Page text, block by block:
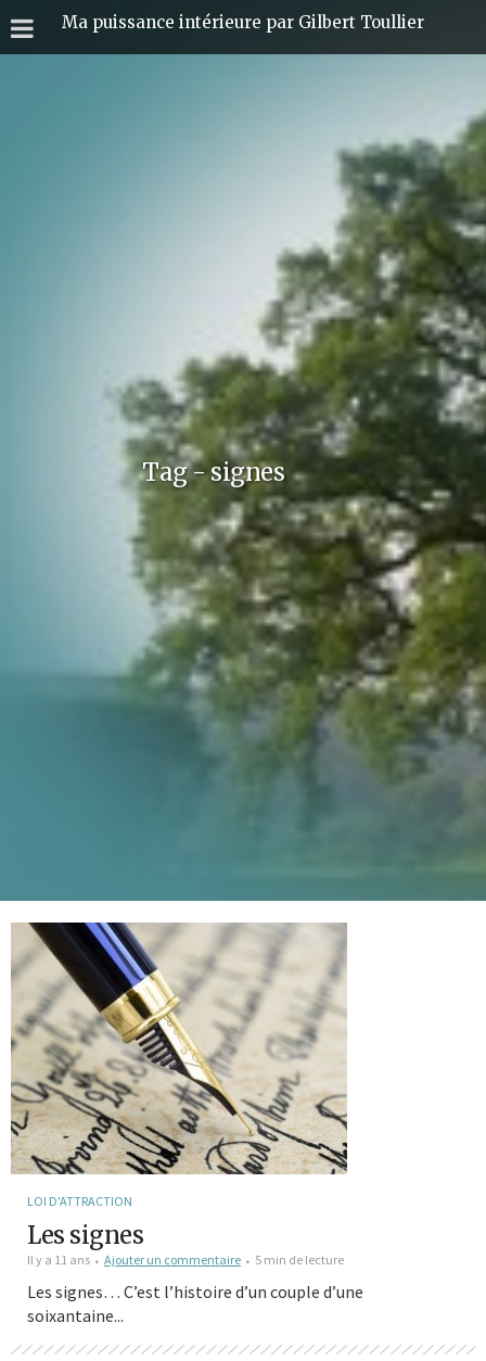
Ma puissance intérieure par Gilbert Toullier
Tag - signes
LOI D'ATTRACTION
Les signes
Il y a 11 ans Ajouter un commentaire 5 min de lecture
Les signes… C’est l’histoire d’un couple d’une
soixantaine...